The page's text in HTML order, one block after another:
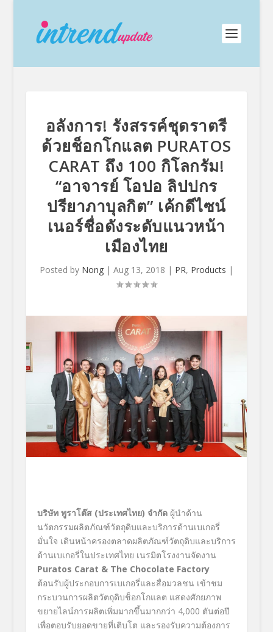
อลังการ! รังสรรค์ชุดราตรี
ด้วยช็อกโกแลต PURATOS
CARAT ถึง 100 กิโลกรัม!
“อาจารย์ โอปอ ลิปปกร
ปรียาภาบุลกิต” เค้กดีไซน์
เนอร์ชื่อดังระดับแนวหน้า
เมืองไทย
Posted by Nong| Aug 13, 2018 | PR, Products |
บริษัท พูราโต๊ส (ประเทศไทย) จำกัดผู้นำด้าน
นวัตกรรมผลิตภัณฑ์วัตถุดิบและบริการด้านเบเกอรี่
มั่นใจ เดินหน้าครองตลาดผลิตภัณฑ์วัตถุดิบและบริการ
ด้านเบเกอรี่ในประเทศไทย เนรมิตโรงงานจัดงาน
Puratos Carat & The Chocolate Factory
ต้อนรับผู้ประกอบการเบเกอรี่และสื่อมวลชน เข้าชม
กระบวนการผลิตวัตถุดิบช็อกโกแลต แสดงศักยภาพ
ขยายไลน์การผลิตเพิ่มมากขึ้นมากกว่า 4,000 ตันต่อปี
เพื่อตอบรับยอดขายที่เติบโต และรองรับความต้องการ